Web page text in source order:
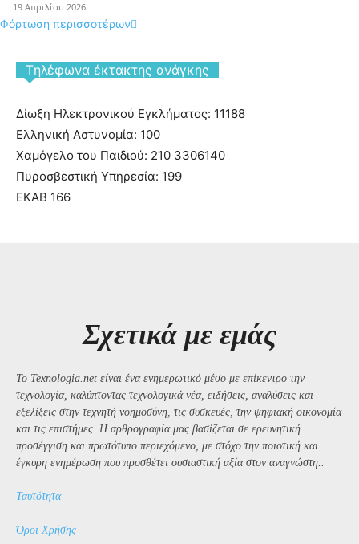
19 Απριλίου 2026
Φόρτωση περισσοτέρων
Tηλέφωνα έκτακτης ανάγκης
Δίωξη Ηλεκτρονικού Εγκλήματος: 11188
Ελληνική Αστυνομία: 100
Χαμόγελο του Παιδιού: 210 3306140
Πυροσβεστική Υπηρεσία: 199
ΕΚΑΒ 166
Σχετικά με εμάς
Το Texnologia.net είναι ένα ενημερωτικό μέσο με επίκεντρο την
τεχνολογία, καλύπτοντας τεχνολογικά νέα, ειδήσεις, αναλύσεις και
εξελίξεις στην τεχνητή νοημοσύνη, τις συσκευές, την ψηφιακή οικονομία
και τις επιστήμες. Η αρθρογραφία μας βασίζεται σε ερευνητική
προσέγγιση και πρωτότυπο περιεχόμενο, με στόχο την ποιοτική και
έγκυρη ενημέρωση που προσθέτει ουσιαστική αξία στον αναγνώστη..
Ταυτότητα
Όροι Χρήσης